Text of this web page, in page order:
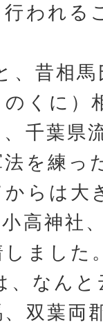
われる
、昔相
くに）
千葉県
を練っ
らは大
高神社
しました
、なん
双葉両